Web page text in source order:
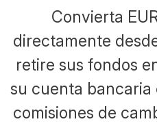
Convierta
directamente
retire sus fondos
su cuenta bancaria
comisiones de